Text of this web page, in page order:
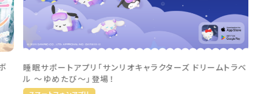
睡眠サポートアプリ「サンリオキャラクターズ ドリームトラベ
ル 〜ゆめたび〜」登場！